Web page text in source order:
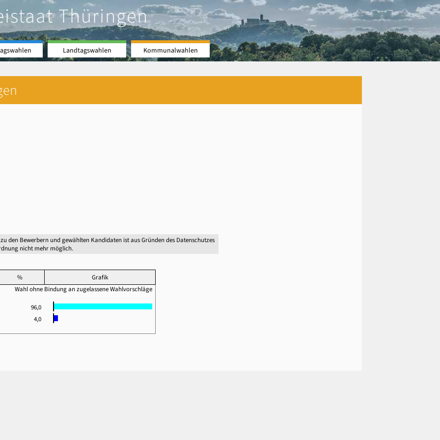
Thüringen
Landtagswahlen Kommunalwahlen
den Bewerbern und gewählten Kandidaten ist aus Gründen des Datenschutzes
nicht mehr möglich.
%
Grafik
Wahl ohne Bindung an zugelassene Wahlvorschläge
96,0
4,0